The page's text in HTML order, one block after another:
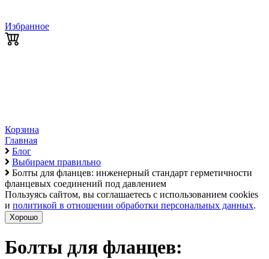
Избранное
Корзина
Главная
Блог
Выбираем правильно
Болты для фланцев: инженерный стандарт герметичности
фланцевых соединений под давлением
Пользуясь сайтом, вы соглашаетесь с использованием cookies
и политикой в отношении обработки персональных данных.
Хорошо
Болты для фланцев: